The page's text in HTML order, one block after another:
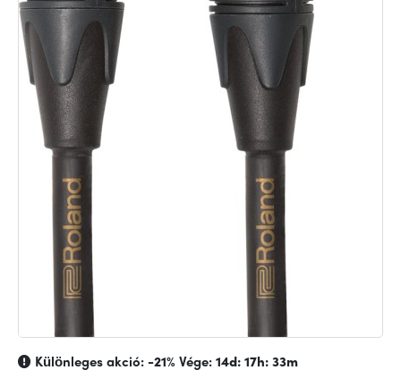
Különleges akció:-21% Vége:14d: 17h: 33m